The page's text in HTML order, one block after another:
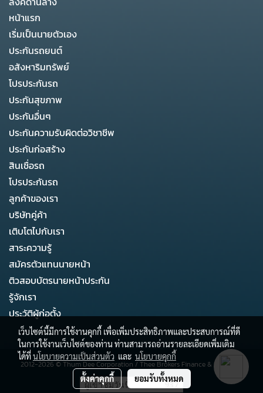
หน้าแรก
เริ่มเป็นนายตัวเอง
ประกันรถยนต์
อสังหาริมทรัพย์
โปรประกันรถ
ประกันสุขภาพ
ประกันอื่นๆ
ประกันความรับผิดต่อวิชาชีพ
ประกันก่อสร้าง
สินเชื่อรถ
โปรประกันรถ
ลูกค้าของเรา
บริษัทคู่ค้า
เติบโตไปกับเรา
สาระความรู้
สมัครตัวแทนนายหน้า
ติวสอบบัตรนายหน้าประกัน
รู้จักเรา
ประวัติผู้ก่อตั้ง
2012-2026 ©Thum Dee Corporation /Thee Brokers Finance & Business
ผู้เข้าชมวันนี้ 937
เว็บไซต์นี้มีการใช้งานคุกกี้ เพื่อเพิ่มประสิทธิภาพและประสบการณ์ที่ดี
ในการใช้งานเว็บไซต์ของท่าน ท่านสามารถอ่านรายละเอียดเพิ่มเติม
ได้ที่นโยบายความเป็นส่วนตัว และ นโยบายคุกกี้
ตั้งค่าคุกกี้ ยอมรับทั้งหมด